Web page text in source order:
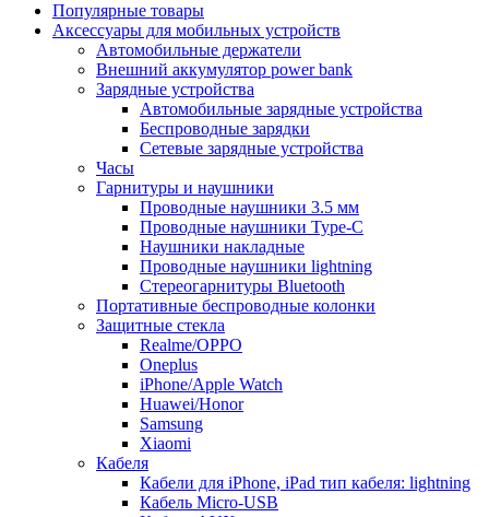
Популярные товары
Аксессуары для мобильных устройств
Автомобильные держатели
Внешний аккумулятор power bank
Зарядные устройства
Автомобильные зарядные устройства
Беспроводные зарядки
Сетевые зарядные устройства
Часы
Гарнитуры и наушники
Проводные наушники 3.5 мм
Проводные наушники Type-C
Наушники накладные
Проводные наушники lightning
Стереогарнитуры Bluetooth
Портативные беспроводные колонки
Защитные стекла
Realme/OPPO
Oneplus
iPhone/Apple Watch
Huawei/Honor
Samsung
Xiaomi
Кабеля
Кабели для iPhone, iPad тип кабеля: lightning
Кабель Micro-USB